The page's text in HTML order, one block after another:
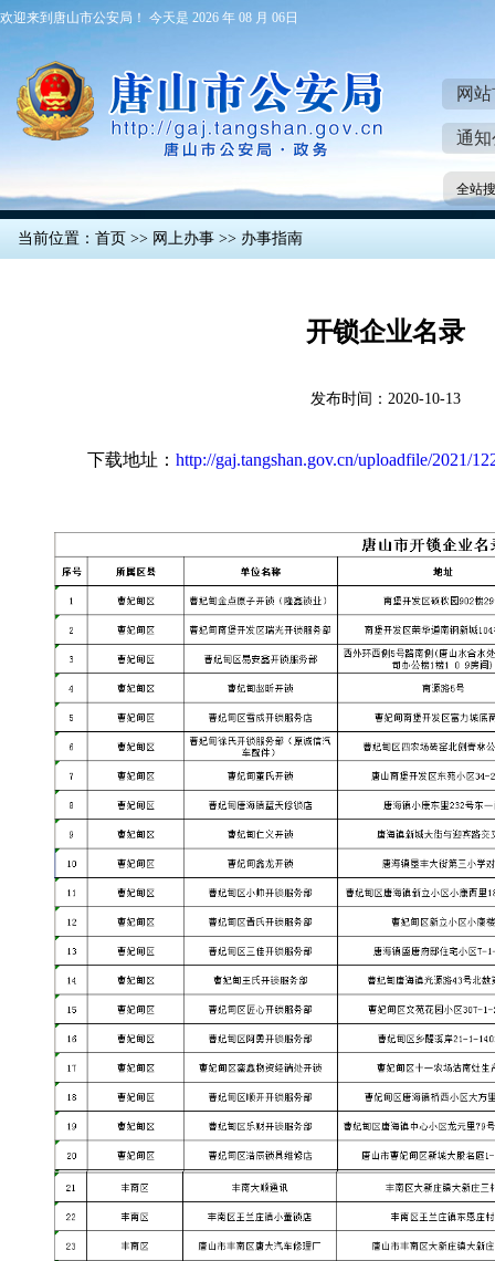
欢迎来到唐山市公安局！ 今天是 2026 年 08 月 06日
网
通
全站
当前位置： 首页 >> 网上办事 >> 办事指南
开锁企业名录
发布时间：2020-10-13
下载地址： http://gaj.tangshan.gov.cn/uploadfile/2021/